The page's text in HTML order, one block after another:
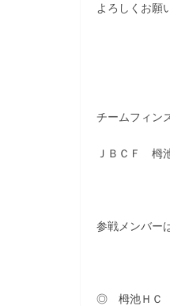
よろしくお願
チームフィン
ＪＢＣＦ 栂
参戦メンバー
◎ 栂池ＨＣ